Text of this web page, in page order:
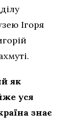
Ігоря
як
уся
знає